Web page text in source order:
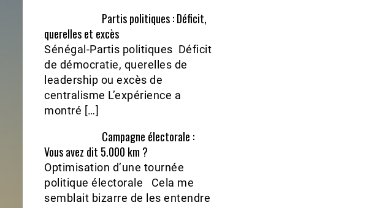
Partis politiques : Déficit,
querelles et excès
Sénégal-Partis politiques Déficit
de démocratie, querelles de
leadership ou excès de
centralisme L’expérience a
montré […]
Campagne électorale :
Vous avez dit 5.000 km ?
Optimisation d’une tournée
politique électorale Cela me
semblait bizarre de les entendre